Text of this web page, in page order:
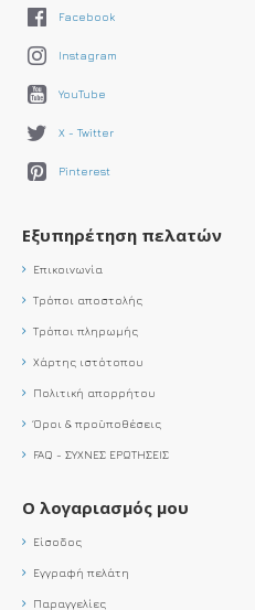
Facebook
Instagram
YouTube
X - Twitter
Pinterest
Εξυπηρέτηση πελατών
Επικοινωνία
Τρόποι αποστολής
Τρόποι πληρωμής
Χάρτης ιστότοπου
Πολιτική απορρήτου
Όροι & προϋποθέσεις
FAQ - ΣΥΧΝΕΣ ΕΡΩΤΗΣΕΙΣ
Ο λογαριασμός μου
Είσοδος
Εγγραφή πελάτη
Παραγγελίες